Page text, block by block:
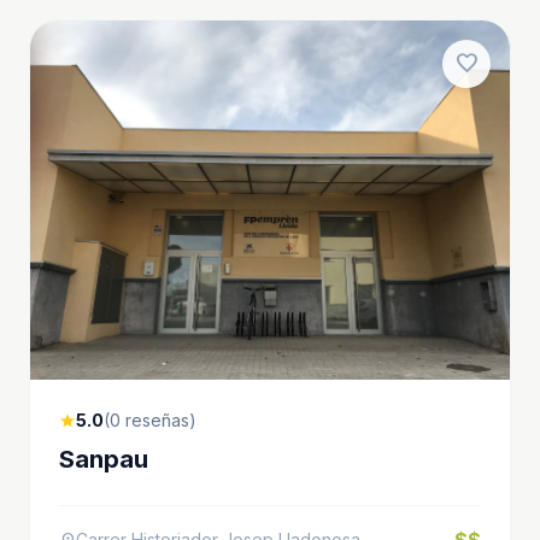
favorite
star5.0(0 reseñas)
Sanpau